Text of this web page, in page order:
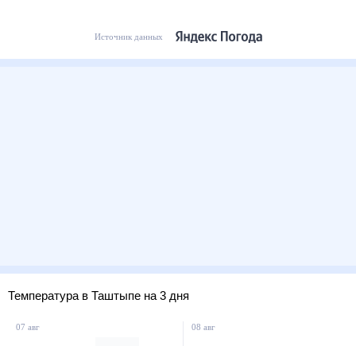
Источник данных
Температура в Таштыпе на 3 дня
07 авг 08 авг